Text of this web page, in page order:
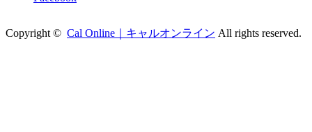
Copyright © Cal Online｜キャルオンライン All rights reserved.